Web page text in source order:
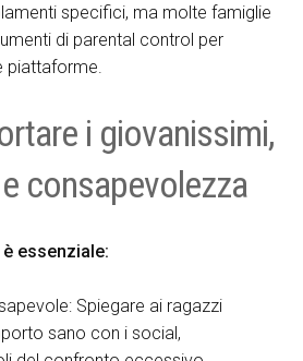
specifici, ma molte famiglie
di parental control per
piattaforme.
i giovanissimi,
consapevolezza
essenziale:
Spiegare ai ragazzi
sano con i social,